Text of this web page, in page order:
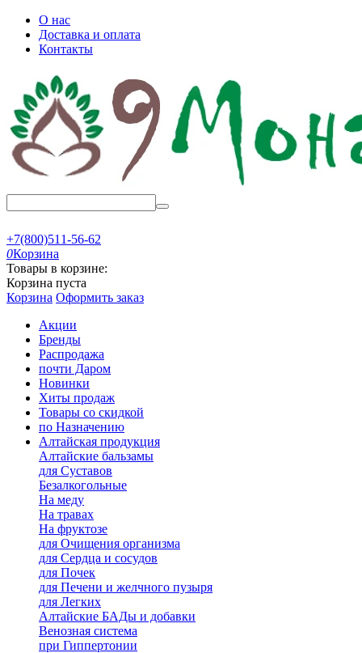
О нас
Доставка и оплата
Контакты
+7(800)511-56-62
0Корзина
Товары в корзине:
Корзина пуста
Корзина Оформить заказ
Акции
Бренды
Распродажа
почти Даром
Новинки
Хиты продаж
Товары со скидкой
по Назначению
Алтайская продукция
Алтайские бальзамы
для Суставов
Безалкогольные
На меду
На травах
На фруктозе
для Очищения организма
для Сердца и сосудов
для Почек
для Печени и желчного пузыря
для Легких
Алтайские БАДы и добавки
Венозная система
при Гиппертонии